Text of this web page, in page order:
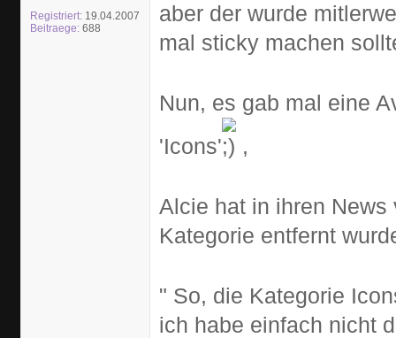
Registriert: 19.04.2007
Beitraege: 688
aber der wurde
mal sticky machen
Nun, es gab mal eine
'Icons'
,
Alcie hat in ihren
Kategorie entfernt
" So, die Kategorie
ich habe einfach nicht